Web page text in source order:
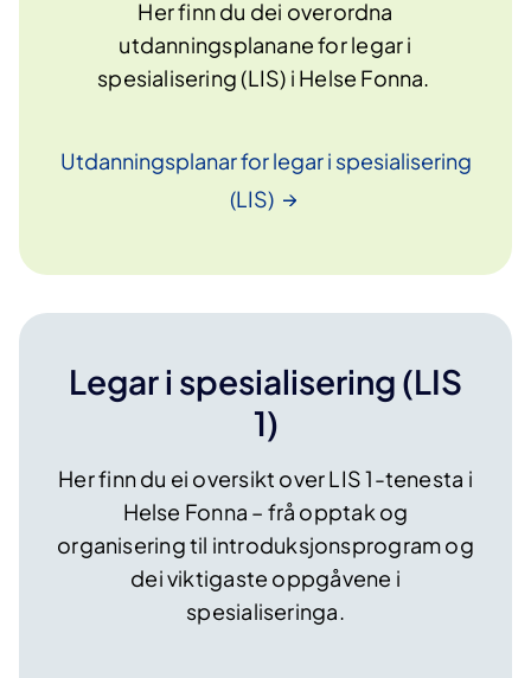
Her finn du dei overordna
utdanningsplanane for legar i
spesialisering (LIS) i Helse Fonna.
Utdanningsplanar for legar i spesialisering
(LIS)
Legar i spesialisering (LIS
1)
Her finn du ei oversikt over LIS 1-tenesta i
Helse Fonna – frå opptak og
organisering til introduksjonsprogram og
dei viktigaste oppgåvene i
spesialiseringa.